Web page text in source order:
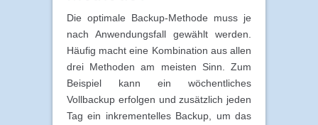
Die optimale Backup-Methode muss je
nach Anwendungsfall gewählt werden.
Häufig macht eine Kombination aus allen
drei Methoden am meisten Sinn. Zum
Beispiel kann ein wöchentliches
Vollbackup erfolgen und zusätzlich jeden
Tag ein inkrementelles Backup, um das